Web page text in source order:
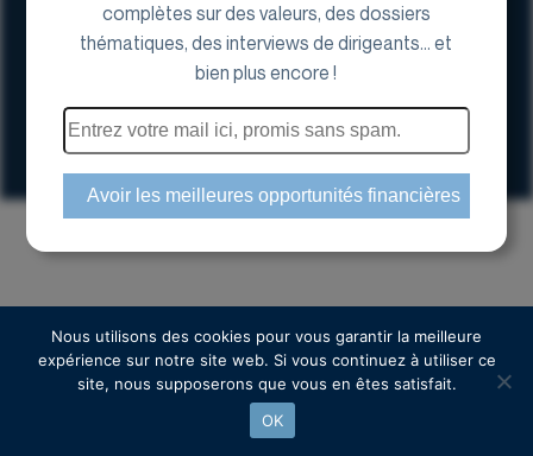
17 Avenue George V, 75008 Paris
Espace actionnaire
Copyright © 2024 Euroland Corporate
complètes sur des valeurs, des dossiers
thématiques, des interviews de dirigeants... et
bien plus encore !
Nous utilisons des cookies pour vous garantir la meilleure
expérience sur notre site web. Si vous continuez à utiliser ce
site, nous supposerons que vous en êtes satisfait.
OK